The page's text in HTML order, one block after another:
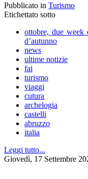
Pubblicato in Turismo
Etichettato sotto
ottobre, due week
d’autunno
news
ultime notizie
fai
turismo
viaggi
cutura
archelogia
castelli
abruzzo
italia
Leggi tutto...
Giovedì, 17 Settembre